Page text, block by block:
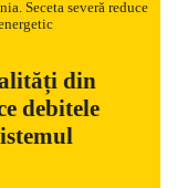
din
debitele